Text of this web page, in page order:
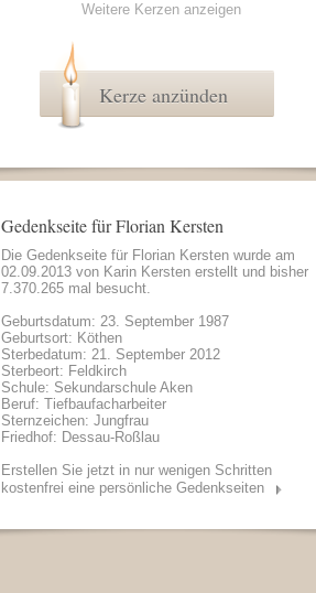
Weitere Kerzen anzeigen
Kerze anzünden
Gedenkseite für Florian Kersten
Die Gedenkseite für Florian Kersten wurde am
02.09.2013 von Karin Kersten erstellt und bisher
7.370.265 mal besucht.
Geburtsdatum: 23. September 1987
Geburtsort: Köthen
Sterbedatum: 21. September 2012
Sterbeort: Feldkirch
Schule: Sekundarschule Aken
Beruf: Tiefbaufacharbeiter
Sternzeichen: Jungfrau
Friedhof: Dessau-Roßlau
Erstellen Sie jetzt in nur wenigen Schritten
kostenfrei eine persönliche Gedenkseiten